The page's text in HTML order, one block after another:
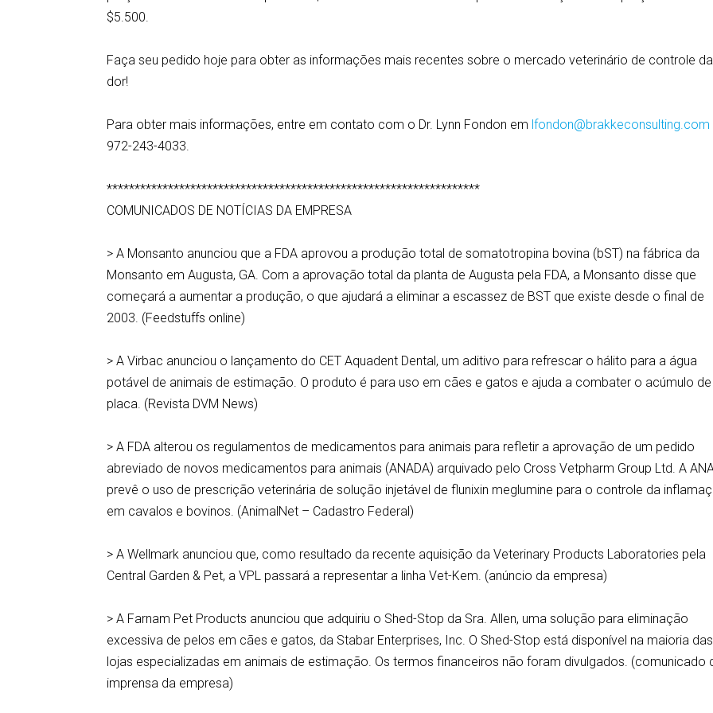
$5.500.
Faça seu pedido hoje para obter as informações mais recentes sobre o mercado veterinário de controle da
dor!
Para obter mais informações, entre em contato com o Dr. Lynn Fondon em lfondon@brakkeconsulting.com
972-243-4033.
*******************************************************************
COMUNICADOS DE NOTÍCIAS DA EMPRESA
> A Monsanto anunciou que a FDA aprovou a produção total de somatotropina bovina (bST) na fábrica da
Monsanto em Augusta, GA. Com a aprovação total da planta de Augusta pela FDA, a Monsanto disse que
começará a aumentar a produção, o que ajudará a eliminar a escassez de BST que existe desde o final de
2003. (Feedstuffs online)
> A Virbac anunciou o lançamento do CET Aquadent Dental, um aditivo para refrescar o hálito para a água
potável de animais de estimação. O produto é para uso em cães e gatos e ajuda a combater o acúmulo de
placa. (Revista DVM News)
> A FDA alterou os regulamentos de medicamentos para animais para refletir a aprovação de um pedido
abreviado de novos medicamentos para animais (ANADA) arquivado pelo Cross Vetpharm Group Ltd. A
prevê o uso de prescrição veterinária de solução injetável de flunixin meglumine para o controle da
em cavalos e bovinos. (AnimalNet – Cadastro Federal)
> A Wellmark anunciou que, como resultado da recente aquisição da Veterinary Products Laboratories pela
Central Garden & Pet, a VPL passará a representar a linha Vet-Kem. (anúncio da empresa)
> A Farnam Pet Products anunciou que adquiriu o Shed-Stop da Sra. Allen, uma solução para eliminação
excessiva de pelos em cães e gatos, da Stabar Enterprises, Inc. O Shed-Stop está disponível na maioria das
lojas especializadas em animais de estimação. Os termos financeiros não foram divulgados. (comunicado
imprensa da empresa)